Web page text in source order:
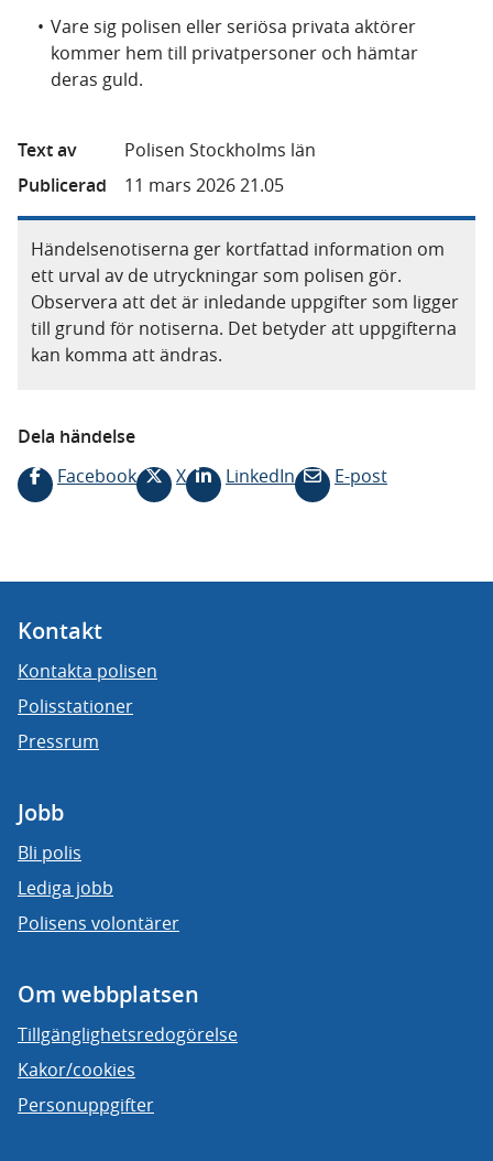
Vare sig polisen eller seriösa privata aktörer
kommer hem till privatpersoner och hämtar
deras guld.
Text av
Polisen Stockholms län
Publicerad
11 mars 2026 21.05
Händelsenotiserna ger kortfattad information om
ett urval av de utryckningar som polisen gör.
Observera att det är inledande uppgifter som ligger
till grund för notiserna. Det betyder att uppgifterna
kan komma att ändras.
Dela händelse
Facebook
X LinkedIn E-post
Kontakt
Kontakta polisen
Polisstationer
Pressrum
Jobb
Bli polis
Lediga jobb
Polisens volontärer
Om webbplatsen
Tillgänglighetsredogörelse
Kakor/cookies
Personuppgifter